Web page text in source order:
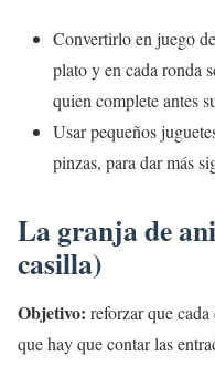
Convertirlo en juego
plato y en cada ronda
quien complete antes
Usar pequeños
pinzas, para dar más
La granja de
casilla)
Objetivo: reforzar que
que hay que contar las